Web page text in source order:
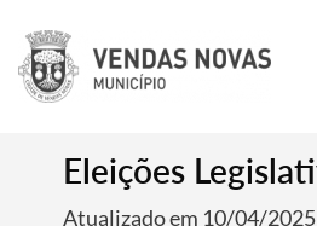
Eleições
Atualizado em 10/04/2025